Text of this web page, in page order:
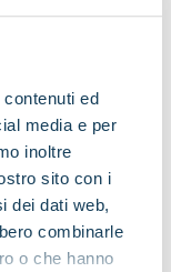
ed
media e per
inoltre
sito con i
dei dati web,
combinarle
o che hanno
IoT, dal